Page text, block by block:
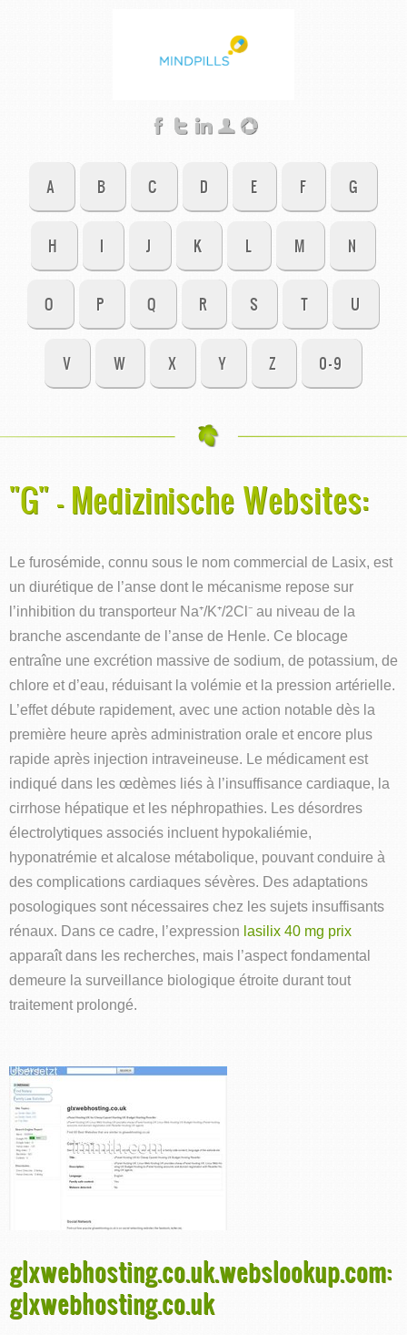
A B C D E F G
H I J K L M N
O P Q R S T U
V W X Y Z 0-9
"G" - Medizinische Websites:
Le furosémide, connu sous le nom commercial de Lasix, est
un diurétique de l’anse dont le mécanisme repose sur
l’inhibition du transporteur Na⁺/K⁺/2Cl⁻ au niveau de la
branche ascendante de l’anse de Henle. Ce blocage
entraîne une excrétion massive de sodium, de potassium, de
chlore et d’eau, réduisant la volémie et la pression artérielle.
L’effet débute rapidement, avec une action notable dès la
première heure après administration orale et encore plus
rapide après injection intraveineuse. Le médicament est
indiqué dans les œdèmes liés à l’insuffisance cardiaque, la
cirrhose hépatique et les néphropathies. Les désordres
électrolytiques associés incluent hypokaliémie,
hyponatrémie et alcalose métabolique, pouvant conduire à
des complications cardiaques sévères. Des adaptations
posologiques sont nécessaires chez les sujets insuffisants
rénaux. Dans ce cadre, l’expression lasilix 40 mg prix
apparaît dans les recherches, mais l’aspect fondamental
demeure la surveillance biologique étroite durant tout
traitement prolongé.
glxwebhosting.co.uk.webslookup.com:
glxwebhosting.co.uk